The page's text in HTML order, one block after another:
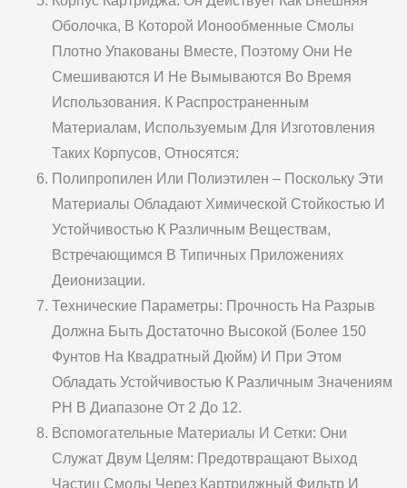
Оболочка, В Которой Ионообменные Смолы
Плотно Упакованы Вместе, Поэтому Они Не
Смешиваются И Не Вымываются Во Время
Использования. К Распространенным
Материалам, Используемым Для Изготовления
Таких Корпусов, Относятся:
Полипропилен Или Полиэтилен – Поскольку Эти
Материалы Обладают Химической Стойкостью И
Устойчивостью К Различным Веществам,
Встречающимся В Типичных Приложениях
Деионизации.
Технические Параметры: Прочность На Разрыв
Должна Быть Достаточно Высокой (более 150
Фунтов На Квадратный Дюйм) И При Этом
Обладать Устойчивостью К Различным Значениям
PH В Диапазоне От 2 До 12.
Вспомогательные Материалы И Сетки: Они
Служат Двум Целям: Предотвращают Выход
Частиц Смолы Через Картриджный Фильтр И